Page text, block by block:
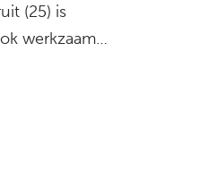
(25) is
werkzaam…